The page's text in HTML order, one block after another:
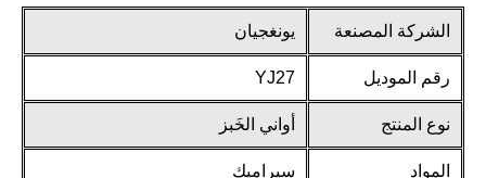
الشركة المصنعة يونغجيان
رقم الموديل YJ27
نوع المنتج أواني الخَبز
المواد سيراميك